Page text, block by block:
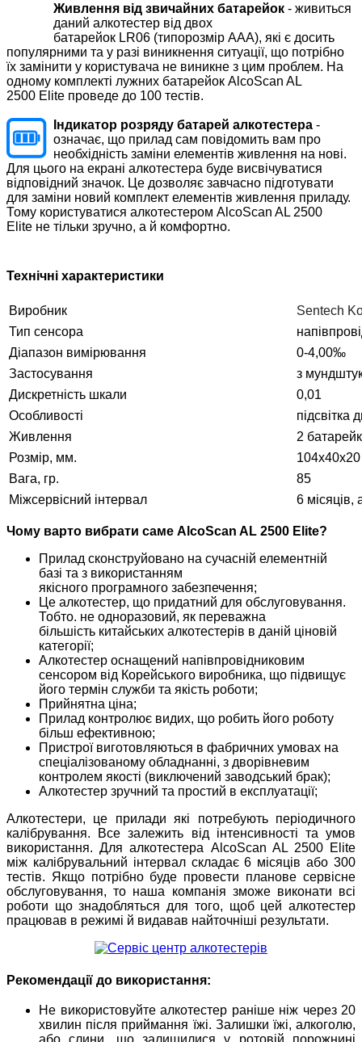
Живлення від звичайних батарейок - живиться
даний алкотестер від двох
батарейок LR06 (типорозмір ААА), які є досить
популярними та у разі виникнення ситуації, що потрібно
їх замінити у користувача не виникне з цим проблем. На
одному комплекті лужних батарейок AlcoScan AL
2500 Elite проведе до 100 тестів.
Індикатор розряду батарей алкотестера -
означає, що прилад сам повідомить вам про
необхідність заміни елементів живлення на нові.
Для цього на екрані алкотестера буде висвічуватися
відповідний значок. Це дозволяє завчасно підготувати
для заміни новий комплект елементів живлення приладу.
Тому користуватися алкотестером AlcoScan AL 2500
Elite не тільки зручно, а й комфортно.
Технічні характеристики
Виробник
Sentech
Тип сенсора
Діапазон вимірювання
0-4,00‰
Застосування
з
Дискретність шкали
0,01
Особливості
підсвітка
Живлення
2
Розмір, мм.
104х40х20
Вага, гр.
85
Міжсервісний інтервал
6 місяців,
Чому варто вибрати саме AlcoScan AL 2500 Elite?
Прилад сконструйовано на сучасній елементній
базі та з використанням
якісного програмного забезпечення;
Це алкотестер, що придатний для обслуговування.
Тобто. не одноразовий, як переважна
більшість китайських алкотестерів в даній ціновій
категорії;
Алкотестер оснащений напівпровідниковим
сенсором від Корейського виробника, що підвищує
його термін служби та якість роботи;
Прийнятна ціна;
Прилад контролює видих, що робить його роботу
більш ефективною;
Пристрої виготовляються в фабричних умовах на
спеціалізованому обладнанні, з дворівневим
контролем якості (виключений заводський брак);
Алкотестер зручний та простий в експлуатації;
Алкотестери, це прилади які потребують періодичного
калібрування. Все залежить від інтенсивності та умов
використання. Для алкотестера AlcoScan AL 2500 Elite
між калібрувальний інтервал складає 6 місяців або 300
тестів. Якщо потрібно буде провести планове сервісне
обслуговування, то наша компанія зможе виконати всі
роботи що знадобляться для того, щоб цей алкотестер
працював в режимі й видавав найточніші результати.
Рекомендації до використання:
Не використовуйте алкотестер раніше ніж через 20
хвилин після приймання їжі. Залишки їжі, алкоголю,